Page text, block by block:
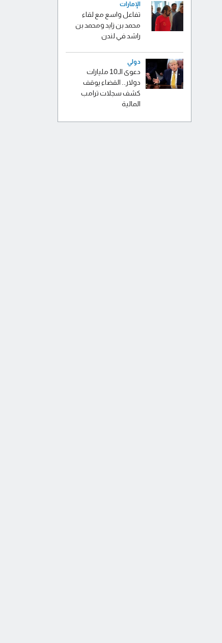
الإمارات
تفاعل واسع مع لقاء
محمد بن زايد ومحمد بن
راشد في لندن
دولي
دعوى الـ10 مليارات
دولار.. القضاء يوقف
كشف سجلات ترامب
المالية